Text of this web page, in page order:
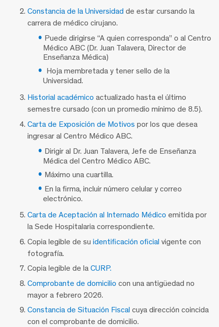
Constancia de la Universidad de estar cursando la
carrera de médico cirujano.
Puede dirigirse “A quien corresponda” o al Centro
Médico ABC (Dr. Juan Talavera, Director de
Enseñanza Médica)
Hoja membretada y tener sello de la
Universidad.
Historial académico actualizado hasta el último
semestre cursado (con un promedio mínimo de 8.5).
Carta de Exposición de Motivos por los que desea
ingresar al Centro Médico ABC.
Dirigir al Dr. Juan Talavera, Jefe de Enseñanza
Médica del Centro Médico ABC.
Máximo una cuartilla.
En la firma, incluir número celular y correo
electrónico.
Carta de Aceptación al Internado Médico emitida por
la Sede Hospitalaria correspondiente.
Copia legible de su identificación oficial vigente con
fotografía.
Copia legible de la CURP.
Comprobante de domicilio con una antigüedad no
mayor a febrero 2026.
Constancia de Situación Fiscal cuya dirección coincida
con el comprobante de domicilio.